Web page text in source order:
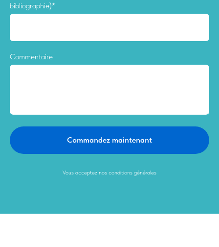
bibliographie)*
Commentaire
Commandez maintenant
Vous acceptez nos conditions générales